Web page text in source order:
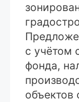
с учётом
фонда,
объектов